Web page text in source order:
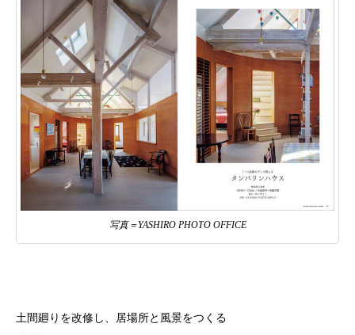
写真＝YASHIRO PHOTO OFFICE
土間廻りを改修し、居場所と風景をつくる